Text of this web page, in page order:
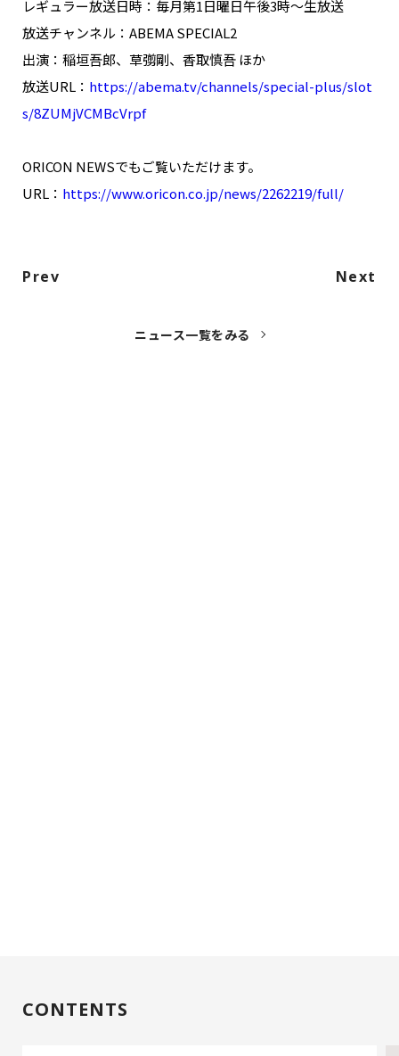
レギュラー放送日時：毎月第1日曜日午後3時～生放送
放送チャンネル：ABEMA SPECIAL2
出演：稲垣吾郎、草彅剛、香取慎吾 ほか
放送URL： https://abema.tv/channels/special-plus/slot
s/8ZUMjVCMBcVrpf
ORICON NEWSでもご覧いただけます。
URL： https://www.oricon.co.jp/news/2262219/full/
Prev Next
ニュース一覧をみる
CONTENTS